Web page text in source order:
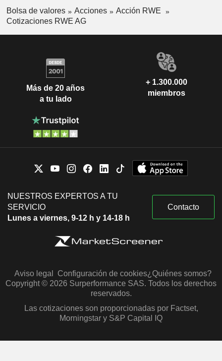
Bolsa de valores Acciones
Acción RWE
Cotizaciones RWE AG
Más de 20 años
a tu lado
+ 1.300.000
miembros
NUESTROS EXPERTOS A TU
SERVICIO
Lunes a viernes, 9-12 h y 14-18 h
Contacto
Aviso legal Configuración de cookies¿Quiénes somos?
Copyright © 2026 Surperformance SAS. Todos los derechos
reservados.
Las cotizaciones son proporcionadas por Factset,
Morningstar y S&P Capital IQ